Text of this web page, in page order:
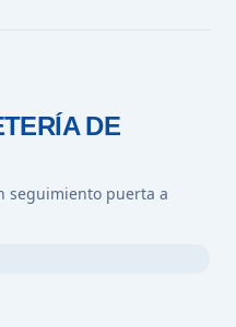
DE
seguimiento puerta a